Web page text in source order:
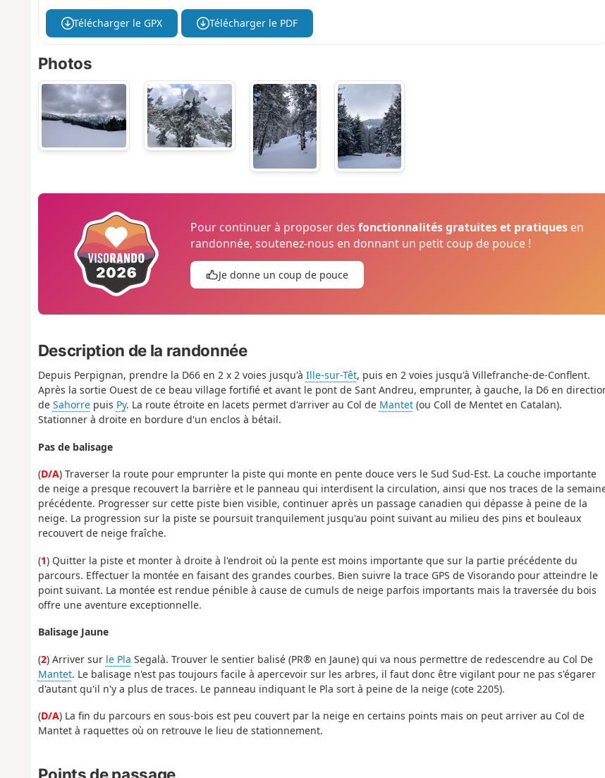
Télécharger le GPX Télécharger le PDF
Photos
Pour continuer à proposer desfonctionnalités gratuites et pratiques en
randonnée, soutenez-nous en donnant un petit coup de pouce !
Je donne un coup de pouce
Description de la randonnée
Depuis Perpignan, prendre la D66 en 2 x 2 voies jusqu'à Ille-sur-Têt, puis en 2 voies jusqu'à Villefranche-de-Conflent.
Après la sortie Ouest de ce beau village fortifié et avant le pont de Sant Andreu, emprunter, à gauche, la D6 en
de Sahorrepuis Py. La route étroite en lacets permet d'arriver au Col de Mantet(ou Coll de Mentet en Catalan).
Stationner à droite en bordure d'un enclos à bétail.
Pas de balisage
(D/A) Traverser la route pour emprunter la piste qui monte en pente douce vers le Sud Sud-Est. La couche importante
de neige a presque recouvert la barrière et le panneau qui interdisent la circulation, ainsi que nos traces de la
précédente. Progresser sur cette piste bien visible, continuer après un passage canadien qui dépasse à peine de la
neige. La progression sur la piste se poursuit tranquilement jusqu'au point suivant au milieu des pins et bouleaux
recouvert de neige fraîche.
(1) Quitter la piste et monter à droite à l'endroit où la pente est moins importante que sur la partie précédente du
parcours. Effectuer la montée en faisant des grandes courbes. Bien suivre la trace GPS de Visorando pour atteindre le
point suivant. La montée est rendue pénible à cause de cumuls de neige parfois importants mais la traversée du bois
offre une aventure exceptionnelle.
Balisage Jaune
(2) Arriver sur le Pla Segalà. Trouver le sentier balisé (PR® en Jaune) qui va nous permettre de redescendre au Col De
Mantet. Le balisage n'est pas toujours facile à apercevoir sur les arbres, il faut donc être vigilant pour ne pas s'égarer
d'autant qu'il n'y a plus de traces. Le panneau indiquant le Pla sort à peine de la neige (cote 2205).
(D/A) La fin du parcours en sous-bois est peu couvert par la neige en certains points mais on peut arriver au Col de
Mantet à raquettes où on retrouve le lieu de stationnement.
Points de passage